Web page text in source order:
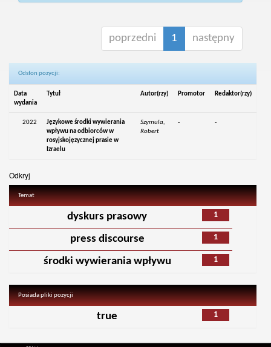
poprzedni 1 następny
Odsłon pozycji:
Data
wydania
Tytuł Autor(rzy) Promotor Redaktor(rzy)
2022
Językowe środki wywierania
wpływu na odbiorców w
rosyjskojęzycznej prasie w
Izraelu
Szymula,
Robert
- -
Odkryj
Temat
1
dyskurs prasowy
1
press discourse
1
środki wywierania wpływu
Posiada pliki pozycji
1
true